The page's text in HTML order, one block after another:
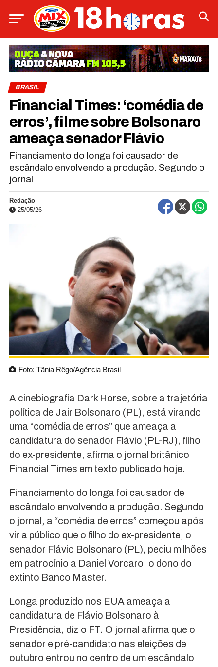
BRASIL
Financial Times: ‘comédia de
erros’, filme sobre Bolsonaro
ameaça senador Flávio
Financiamento do longa foi causador de
escândalo envolvendo a produção. Segundo o
jornal
Redação
25/05/26
Foto: Tânia Rêgo/Agência Brasil
A cinebiografia Dark Horse, sobre a trajetória
política de Jair Bolsonaro (PL), está virando
uma “comédia de erros” que ameaça a
candidatura do senador Flávio (PL-RJ), filho
do ex-presidente, afirma o jornal britânico
Financial Times em texto publicado hoje.
Financiamento do longa foi causador de
escândalo envolvendo a produção. Segundo
o jornal, a “comédia de erros” começou após
vir a público que o filho do ex-presidente, o
senador Flávio Bolsonaro (PL), pediu milhões
em patrocínio a Daniel Vorcaro, o dono do
extinto Banco Master.
Longa produzido nos EUA ameaça a
candidatura de Flávio Bolsonaro à
Presidência, diz o FT. O jornal afirma que o
senador e pré-candidato nas eleições de
outubro entrou no centro de um escândalo